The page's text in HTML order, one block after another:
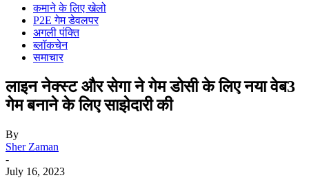
कमाने के लिए खेलो
P2E गेम डेवलपर
अगली पंक्ति
ब्लॉकचेन
समाचार
लाइन नेक्स्ट और सेगा ने गेम डोसी के लिए नया वेब3
गेम बनाने के लिए साझेदारी की
By
Sher Zaman
-
July 16, 2023